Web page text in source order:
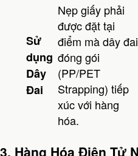
Sử
dụng
Dây
Đai
Nẹp giấy phải
được đặt tại
điểm mà dây đai
đóng gói
(PP/PET
Strapping) tiếp
xúc với hàng
hóa.
3. Hàng Hóa Điện Tử